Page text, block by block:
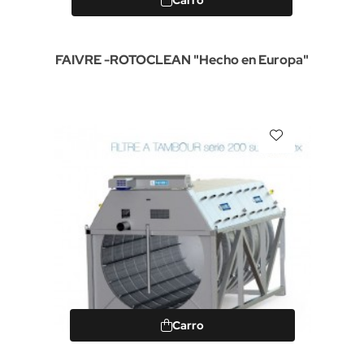
FAIVRE -ROTOCLEAN "Hecho en Europa"
Carro